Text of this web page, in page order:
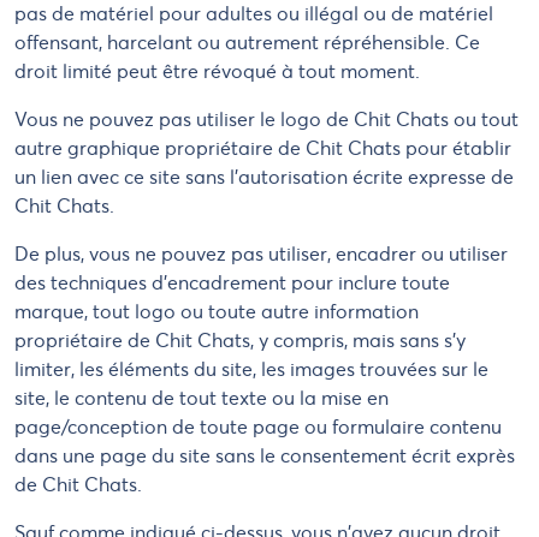
pas de matériel pour adultes ou illégal ou de matériel
offensant, harcelant ou autrement répréhensible. Ce
droit limité peut être révoqué à tout moment.
Vous ne pouvez pas utiliser le logo de Chit Chats ou tout
autre graphique propriétaire de Chit Chats pour établir
un lien avec ce site sans l'autorisation écrite expresse de
Chit Chats.
De plus, vous ne pouvez pas utiliser, encadrer ou utiliser
des techniques d'encadrement pour inclure toute
marque, tout logo ou toute autre information
propriétaire de Chit Chats, y compris, mais sans s'y
limiter, les éléments du site, les images trouvées sur le
site, le contenu de tout texte ou la mise en
page/conception de toute page ou formulaire contenu
dans une page du site sans le consentement écrit exprès
de Chit Chats.